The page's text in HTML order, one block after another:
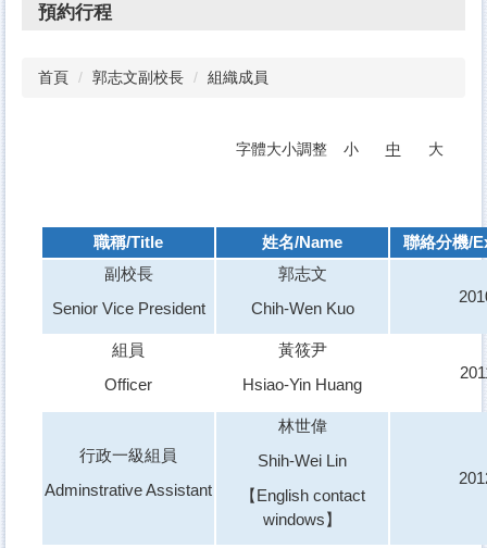
預約行程
首頁 郭志文副校長 組織成員
字體大小調整 小 中 大
職稱/Title 姓名/Name
聯絡分機/
副校長
Senior Vice President
郭志文
Chih-Wen Kuo
組員
Officer
黃筱尹
Hsiao-Yin Huang
行政一級組員
Adminstrative Assistant
林世偉
Shih-Wei Lin
【English contact
windows】